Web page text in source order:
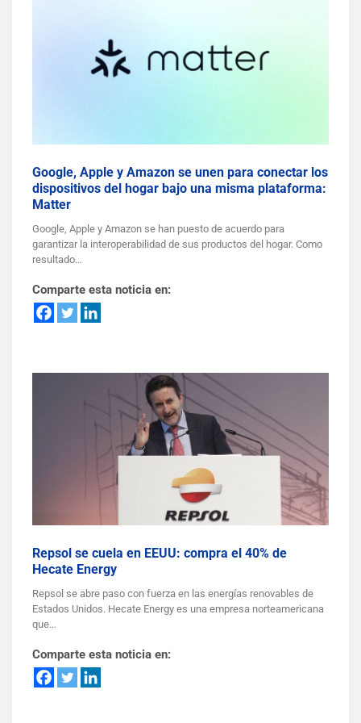
Google, Apple y Amazon se unen para conectar los
dispositivos del hogar bajo una misma plataforma:
Matter
Google, Apple y Amazon se han puesto de acuerdo para
garantizar la interoperabilidad de sus productos del hogar. Como
resultado…
Comparte esta noticia en:
Repsol se cuela en EEUU: compra el 40% de
Hecate Energy
Repsol se abre paso con fuerza en las energías renovables de
Estados Unidos. Hecate Energy es una empresa norteamericana
que…
Comparte esta noticia en: